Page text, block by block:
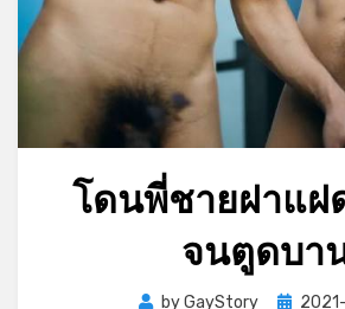
โดนพี่ชายฝาแฝ
จนตูดบา
byGayStory
Posted